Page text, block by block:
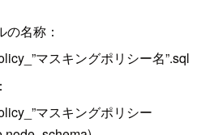
名称：
マスキングポリシー名”.sql
マスキングポリシー